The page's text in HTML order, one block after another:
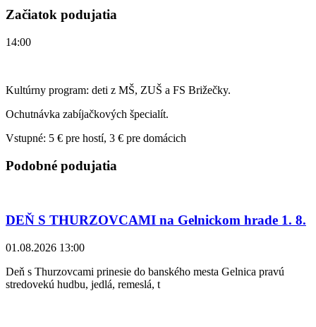
Začiatok podujatia
14:00
Kultúrny program: deti z MŠ, ZUŠ a FS Brižečky.
Ochutnávka zabíjačkových špecialít.
Vstupné: 5 € pre hostí, 3 € pre domácich
Podobné podujatia
DEŇ S THURZOVCAMI na Gelnickom hrade 1. 8.
01.08.2026 13:00
Deň s Thurzovcami prinesie do banského mesta Gelnica pravú
stredovekú hudbu, jedlá, remeslá, t